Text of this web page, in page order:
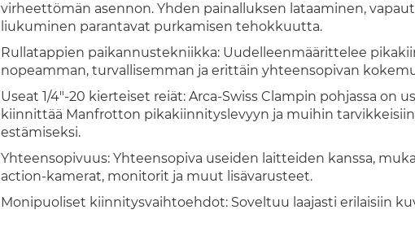
virheettömän asennon. Yhden painalluksen lataaminen,
liukuminen parantavat purkamisen tehokkuutta.
Rullatappien paikannustekniikka: Uudelleenmäärittelee
nopeamman, turvallisemman ja erittäin yhteensopivan
Useat 1/4"-20 kierteiset reiät: Arca-Swiss Clampin pohjassa on
kiinnittää Manfrotton pikakiinnityslevyyn ja muihin
estämiseksi.
Yhteensopivuus: Yhteensopiva useiden laitteiden kanssa,
action-kamerat, monitorit ja muut lisävarusteet.
Monipuoliset kiinnitysvaihtoehdot: Soveltuu laajasti erilaisiin